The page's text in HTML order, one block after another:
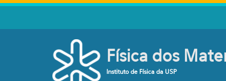
Pular para o conteúdo principal
Física dos
Instituto de Física da USP